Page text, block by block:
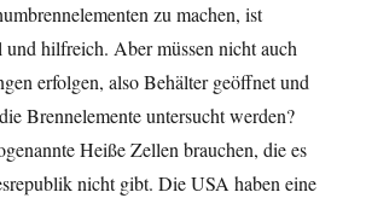
zu machen, ist
hilfreich. Aber müssen nicht auch
erfolgen, also Behälter geöffnet und
Brennelemente untersucht werden?
Heiße Zellen brauchen, die es
nicht gibt. Die USA haben eine